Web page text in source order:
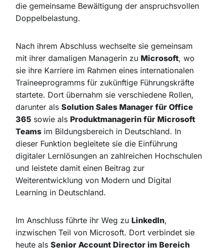
die gemeinsame Bewältigung der anspruchsvollen
Doppelbelastung.
Nach ihrem Abschluss wechselte sie gemeinsam
mit ihrer damaligen Managerin zu Microsoft, wo
sie ihre Karriere im Rahmen eines internationalen
Traineeprogramms für zukünftige Führungskräfte
startete. Dort übernahm sie verschiedene Rollen,
darunter als Solution Sales Manager für Office
365 sowie als Produktmanagerin für Microsoft
Teams im Bildungsbereich in Deutschland. In
dieser Funktion begleitete sie die Einführung
digitaler Lernlösungen an zahlreichen Hochschulen
und leistete damit einen Beitrag zur
Weiterentwicklung von Modern und Digital
Learning in Deutschland.
Im Anschluss führte ihr Weg zu LinkedIn,
inzwischen Teil von Microsoft. Dort verbindet sie
heute als Senior Account Director im Bereich